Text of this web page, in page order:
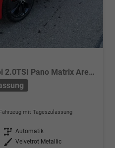
2.0 TSI 195 kW RS Kombi 2.0TSI Pano Matrix Area AHK Sound GV5
Fahrzeug mit Tageszulassung
Getriebe Automatik
Außenfarbe Velvetrot Metallic